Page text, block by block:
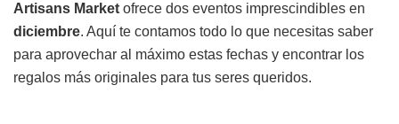
Artisans Market ofrece dos eventos imprescindibles en
diciembre. Aquí te contamos todo lo que necesitas saber
para aprovechar al máximo estas fechas y encontrar los
regalos más originales para tus seres queridos.